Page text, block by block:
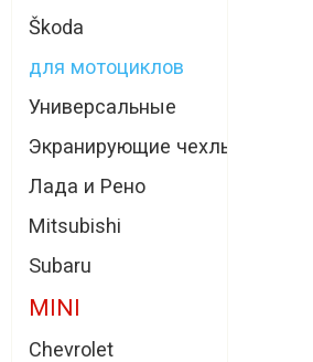
Škoda
для мотоциклов
Универсальные
Экранирующие чехлы
Лада и Рено
Mitsubishi
Subaru
MINI
Chevrolet